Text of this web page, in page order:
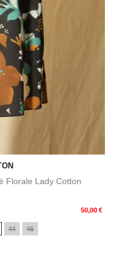
Florale Lady Cotton
50,00 €
44 46